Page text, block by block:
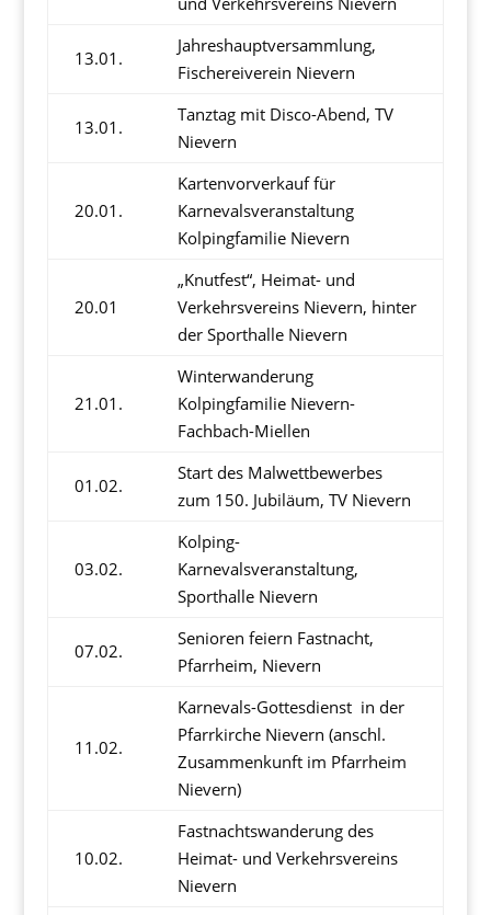
13.01.
Jahreshauptversammlung,
Fischereiverein Nievern
13.01.
Tanztag mit Disco-Abend, TV
Nievern
20.01.
Kartenvorverkauf für
Karnevalsveranstaltung
Kolpingfamilie Nievern
20.01
„Knutfest“, Heimat- und
Verkehrsvereins Nievern, hinter
der Sporthalle Nievern
21.01.
Winterwanderung
Kolpingfamilie Nievern-
Fachbach-Miellen
01.02.
Start des Malwettbewerbes
zum 150. Jubiläum, TV Nievern
03.02.
Kolping-
Karnevalsveranstaltung,
Sporthalle Nievern
07.02.
Senioren feiern Fastnacht,
Pfarrheim, Nievern
11.02.
Karnevals-Gottesdienst in der
Pfarrkirche Nievern (anschl.
Zusammenkunft im Pfarrheim
Nievern)
10.02.
Fastnachtswanderung des
Heimat- und Verkehrsvereins
Nievern